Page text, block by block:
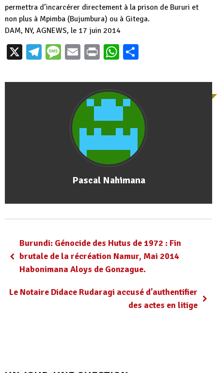
permettra d’incarcérer directement à la prison de Bururi et
non plus à Mpimba (Bujumbura) ou à Gitega.
DAM, NY, AGNEWS, le 17 juin 2014
X Telegram
Message
EmailPrintWhatsApp
Pascal Nahimana
Burundi: Génocide des Hutus de 1972 : Fin
brutale de la récréation Namur, Mai 2014
Habonimana Aloys de Gonzague.
Le Notaire Didace Rudaragi accusé d’authentifier
des actes en litige